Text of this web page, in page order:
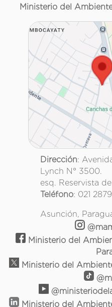
Ministerio del
Dirección:
Lynch N° 3500.
esq. Reservista
Teléfono: 021
Asunción,
Ministerio del
Ministerio del
Ministerio del